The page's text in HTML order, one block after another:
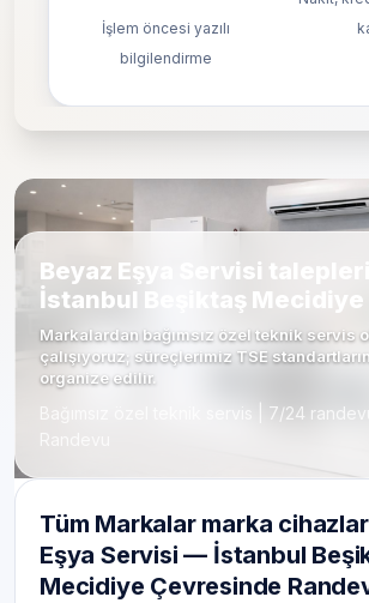
İşlem öncesi yazılı
bilgilendirme
Beyaz Eşya Servisi
İstanbul Beşiktaş Mecidiye
Markalardan bağımsız özel teknik servis
çalışıyoruz; süreçlerimiz TSE
organize edilir.
Bağımsız özel teknik servis | 7/24
Tüm Markalar marka
Eşya Servisi — İstanbul
Mecidiye Çevresinde